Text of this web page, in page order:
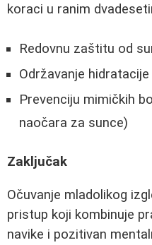
koraci u ranim
Redovnu zaštitu od
Održavanje
Prevenciju mimičkih
naočara za sunce)
Zaključak
Očuvanje mladolikog
pristup koji kombinuje
navike i pozitivan